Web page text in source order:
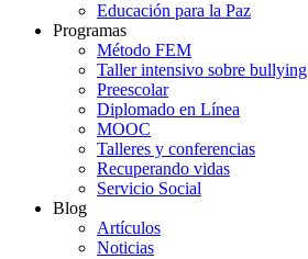
Educación para la Paz
Programas
Método FEM
Taller intensivo sobre bullying
Preescolar
Diplomado en Línea
MOOC
Talleres y conferencias
Recuperando vidas
Servicio Social
Blog
Artículos
Noticias